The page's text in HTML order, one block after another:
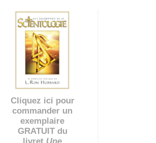
Cliquez ici pour
commander un
exemplaire
GRATUIT du